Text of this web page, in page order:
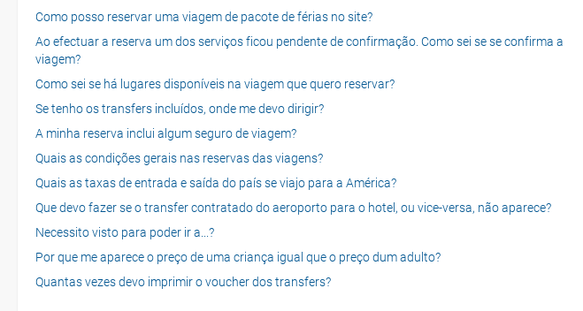
Como posso reservar uma viagem de pacote de férias no site?
Ao efectuar a reserva um dos serviços ficou pendente de confirmação. Como sei se se confirma a
viagem?
Como sei se há lugares disponíveis na viagem que quero reservar?
Se tenho os transfers incluídos, onde me devo dirigir?
A minha reserva inclui algum seguro de viagem?
Quais as condições gerais nas reservas das viagens?
Quais as taxas de entrada e saída do país se viajo para a América?
Que devo fazer se o transfer contratado do aeroporto para o hotel, ou vice-versa, não aparece?
Necessito visto para poder ir a...?
Por que me aparece o preço de uma criança igual que o preço dum adulto?
Quantas vezes devo imprimir o voucher dos transfers?